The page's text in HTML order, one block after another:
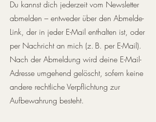
Du kannst dich jederzeit vom Newsletter
abmelden – entweder über den Abmelde-
Link, der in jeder E-Mail enthalten ist, oder
per Nachricht an mich (z. B. per E-Mail).
Nach der Abmeldung wird deine E-Mail-
Adresse umgehend gelöscht, sofern keine
andere rechtliche Verpflichtung zur
Aufbewahrung besteht.